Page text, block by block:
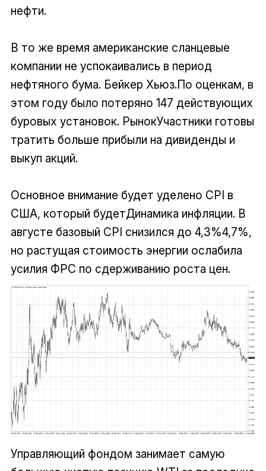
нефти.
В то же время американские сланцевые
компании не успокаивались в период
нефтяного бума. Бейкер Хьюз.По оценкам, в
этом году было потеряно 147 действующих
буровых установок. РынокУчастники готовы
тратить больше прибыли на дивиденды и
выкуп акций.
Основное внимание будет уделено CPI в
США, который будетДинамика инфляции. В
августе базовый CPI снизился до 4,3%4,7%,
но растущая стоимость энергии ослабила
усилия ФРС по сдерживанию роста цен.
Управляющий фондом занимает самую